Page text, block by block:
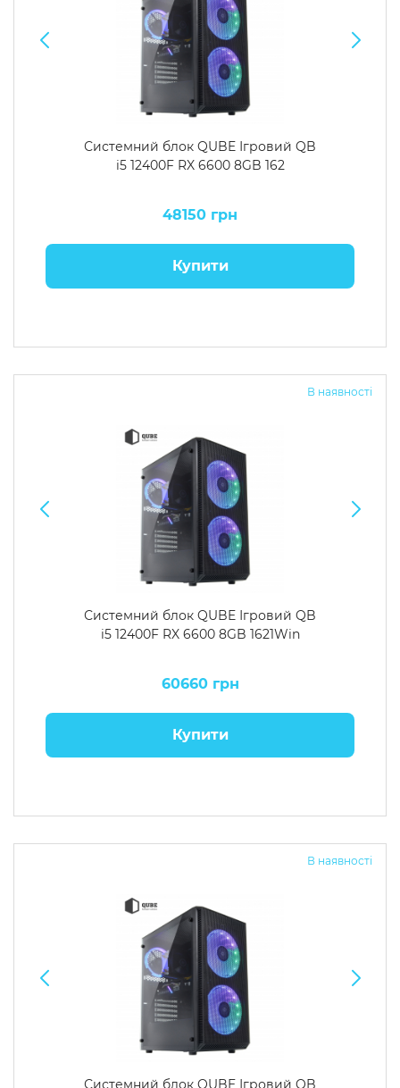
Системний блок QUBE Ігровий QB
i5 12400F RX 6600 8GB 162
48150 грн
Купити
В наявності
Системний блок QUBE Ігровий QB
i5 12400F RX 6600 8GB 1621Win
60660 грн
Купити
В наявності
Системний блок QUBE Ігровий QB